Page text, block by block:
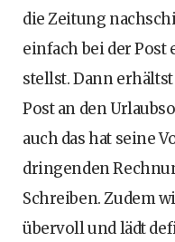
die Zeitung
einfach bei der Post
stellst. Dann
Post an den
auch das hat seine
dringenden
Schreiben. Zudem
übervoll und lädt